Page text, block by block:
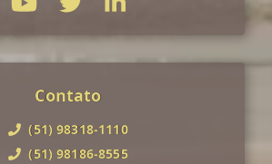
Contato
(51) 98318-1110
(51) 98186-8555